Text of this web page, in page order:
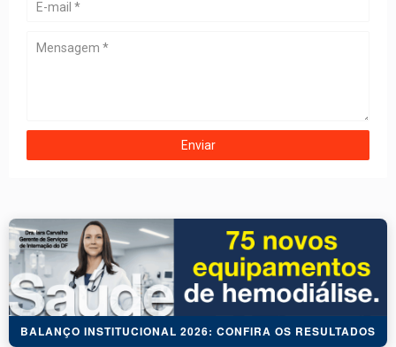
BALANÇO INSTITUCIONAL 2026: CONFIRA OS RESULTADOS